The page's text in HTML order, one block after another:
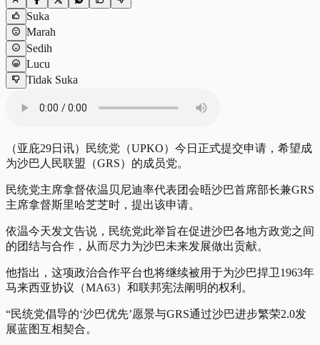
Suka
Marah
Sedih
Lucu
Tidak Suka
（亚庇29日讯）民统党（UPKO）今日正式提交申请，希望成
为沙巴人民联盟（GRS）的成员党。
民统党主席拿督依温贝尼迪率代表团会晤沙巴首席部长兼GRS
主席拿督斯里哈芝芝时，提出该申请。
依温今天发文告说，民统党此举旨在促进沙巴各地方政党之间
的团结与合作，从而尽力为沙巴未来发展做出贡献。
他指出，这项政治合作平台也将继续被用于为沙巴捍卫1963年
马来西亚协议（MA63）和联邦宪法阐明的权利。
“民统党倡导的‘沙巴优先’愿景与GRS通过沙巴进步繁荣2.0发
展蓝图互相契合。